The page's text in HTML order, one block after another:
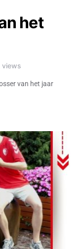
het
views
van het jaar